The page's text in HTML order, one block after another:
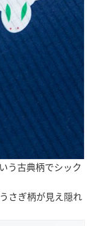
う古典柄でシック
さぎ柄が見え隠れ